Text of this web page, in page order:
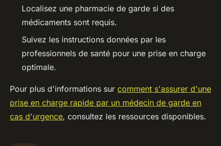
Localisez une pharmacie de garde si des
médicaments sont requis.
Suivez les instructions données par les
professionnels de santé pour une prise en charge
optimale.
Pour plus d'informations sur comment s'assurer d'une
prise en charge rapide par un médecin de garde en
cas d'urgence, consultez les ressources disponibles.